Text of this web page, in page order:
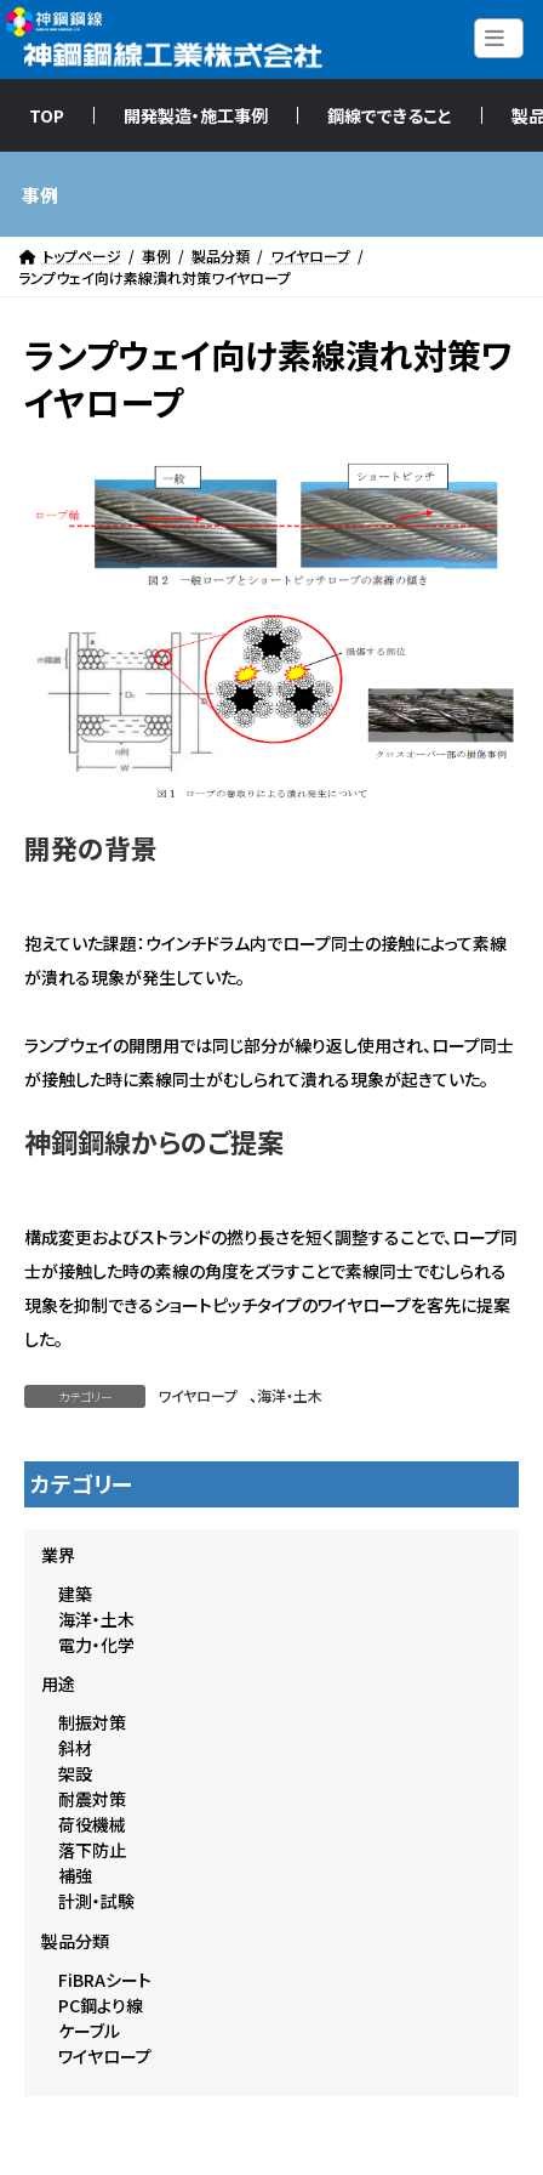
コ
ン
プ
ナ
ビ
動
事業・製品情報
PC鋼材
ワイヤロープ
エンジニアリング
カタログ
技術開発
ニュースリリース
実績紹介
採用情報
TOP 開発製造・施工事例 鋼線でできること 製
事例
トップページ 事例 製品分類
ワイヤロープ
ランプウェイ向け素線潰れ対策ワイヤロープ
ランプウェイ向け素線潰れ対策ワ
イヤロープ
開発の背景
抱えていた課題：ウインチドラム内でロープ同士の接触によって素線
が潰れる現象が発生していた。
ランプウェイの開閉用では同じ部分が繰り返し使用され、ロープ同士
が接触した時に素線同士がむしられて潰れる現象が起きていた。
神鋼鋼線からのご提案
構成変更およびストランドの撚り長さを短く調整することで、ロープ同
士が接触した時の素線の角度をズラすことで素線同士でむしられる
現象を抑制できるショートピッチタイプのワイヤロープを客先に提案
した。
カテゴリー ワイヤロープ 、海洋・土木
カテゴリー
業界
建築
海洋・土木
電力・化学
用途
制振対策
斜材
架設
耐震対策
荷役機械
落下防止
補強
計測・試験
製品分類
FiBRAシート
PC鋼より線
ケーブル
ワイヤロープ